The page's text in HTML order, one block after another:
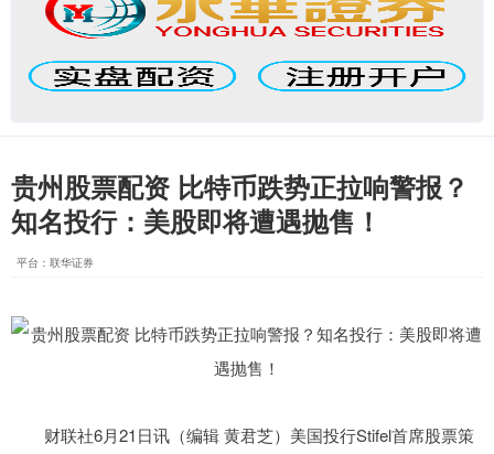
贵州股票配资 比特币跌势正拉响警报？
知名投行：美股即将遭遇抛售！
平台：联华证券
财联社6月21日讯（编辑 黄君芝）美国投行Stifel首席股票策